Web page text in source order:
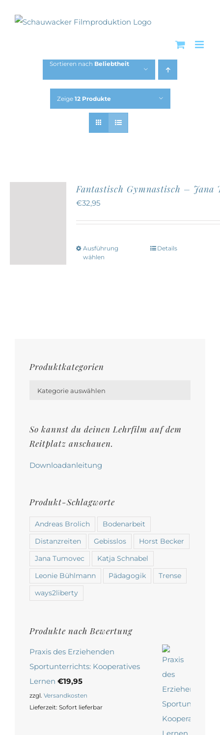
Inhalt
Sortieren nach Beliebtheit
Zeige 12 Produkte
Fantastisch Gymnastisch – Jana
€32,95
Ausführung
wählen
Dieses
gewählt
Details
Produktkategorien
Kategorie auswählen
So kannst du deinen Lehrfilm auf dem
Reitplatz anschauen.
Downloadanleitung
Produkt-Schlagworte
Andreas Brolich Bodenarbeit
Distanzreiten Gebisslos Horst Becker
Jana Tumovec Katja Schnabel
Leonie Bühlmann Pädagogik Trense
ways2liberty
Produkte nach Bewertung
Praxis des Erziehenden
Sportunterrichts: Kooperatives
Lernen €19,95
zzgl. Versandkosten
Lieferzeit: Sofort lieferbar